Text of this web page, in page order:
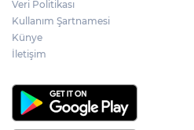
Veri Politikası
Kullanım Şartnamesi
Künye
İletişim